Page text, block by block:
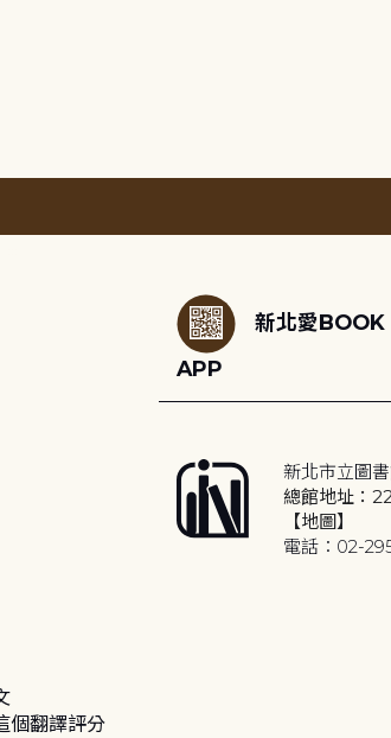
新北愛BOOK
APP
新北市立圖
總館地址：
【地圖】
電話：02-
個翻譯評分